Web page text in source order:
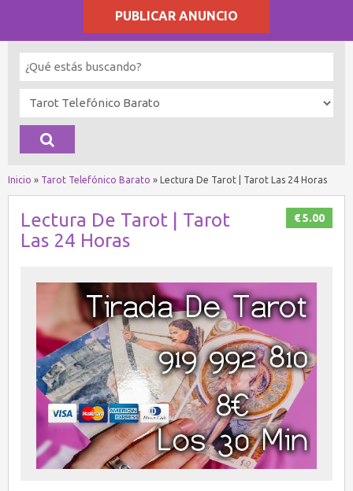
PUBLICAR ANUNCIO
Inicio » Tarot Telefónico Barato » Lectura De Tarot | Tarot Las 24 Horas
€ 5.00
Lectura De Tarot | Tarot
Las 24 Horas